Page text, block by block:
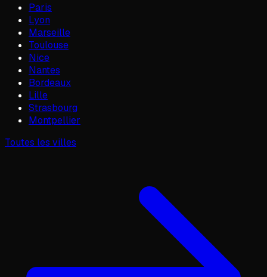
Paris
Lyon
Marseille
Toulouse
Nice
Nantes
Bordeaux
Lille
Strasbourg
Montpellier
Toutes les villes